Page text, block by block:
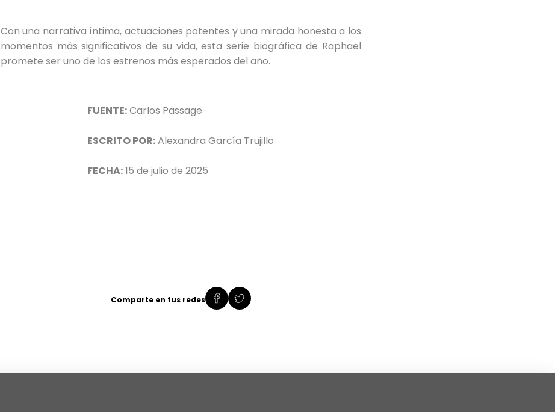
Con una narrativa íntima, actuaciones potentes y una mirada honesta a los
momentos más significativos de su vida, esta serie biográfica de Raphael
promete ser uno de los estrenos más esperados del año.
FUENTE:Carlos Passage
ESCRITO POR:Alexandra García Trujillo
FECHA:15 de julio de 2025
Comparte en tus redes